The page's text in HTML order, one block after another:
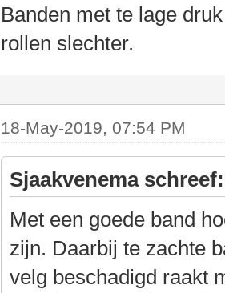
Banden met te lage
rollen slechter.
18-May-2019, 07:54 PM
Sjaakvenema schreef:
Met een goede band
zijn. Daarbij te zachte
velg beschadigd raakt